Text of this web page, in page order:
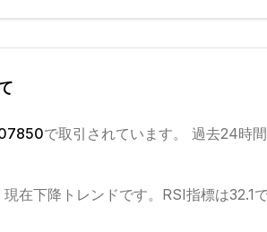
で取引されています。 過去24時
現在下降 トレンドです。 RSI指標は32.1で